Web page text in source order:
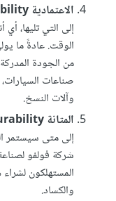
الاعتمادية Reliability
إلى التي تليها،
الوقت. عادةً ما
من الجودة
صناعات السيارات،
وآلات النسخ.
المتانة Durability
إلى متى سيستمر
شركة فولفو
المستهلكون
والكساد.